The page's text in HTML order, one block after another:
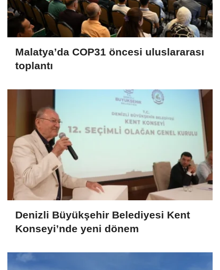
Malatya’da COP31 öncesi uluslararası
toplantı
Denizli Büyükşehir Belediyesi Kent
Konseyi’nde yeni dönem